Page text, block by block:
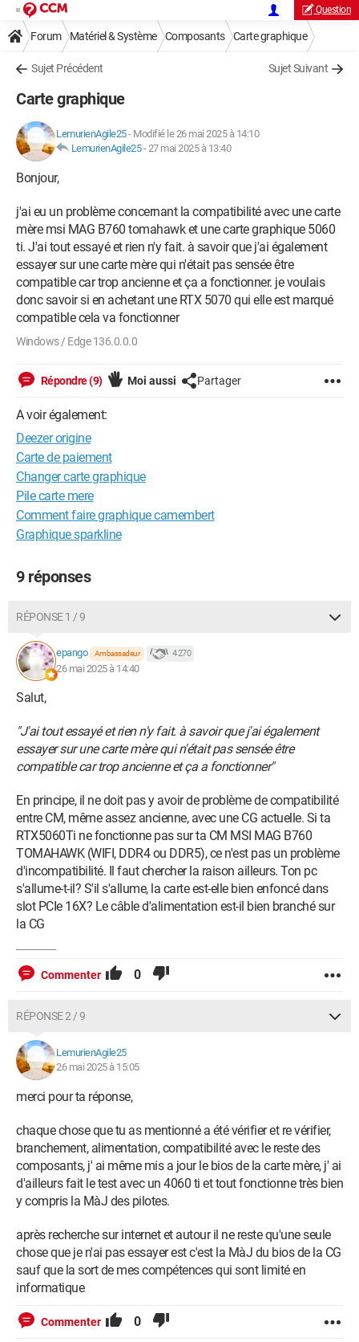
Question
Forum Matériel & Système Composants Carte graphique
Sujet Précédent Sujet Suivant
Carte graphique
LemurienAgile25- Modifié le 26 mai 2025 à 14:10
LemurienAgile25-27 mai 2025 à 13:40
Bonjour,
j'ai eu un problème concernant la compatibilité avec une carte
mère msi MAG B760 tomahawk et une carte graphique 5060
ti. J'ai tout essayé et rien n'y fait. à savoir que j'ai également
essayer sur une carte mère qui n'était pas sensée être
compatible car trop ancienne et ça a fonctionner. je voulais
donc savoir si en achetant une RTX 5070 qui elle est marqué
compatible cela va fonctionner
Windows / Edge 136.0.0.0
Répondre (9) Moi aussi Partager
A voir également:
Deezer origine
Carte de paiement
Changer carte graphique
Pile carte mere
Comment faire graphique camembert
Graphique sparkline
9 réponses
RÉPONSE 1 / 9
epango Ambassadeur 4 270
26 mai 2025 à 14:40
Salut,
"J'ai tout essayé et rien n'y fait. à savoir que j'ai également
essayer sur une carte mère qui n'était pas sensée être
compatible car trop ancienne et ça a fonctionner"
En principe, il ne doit pas y avoir de problème de compatibilité
entre CM, même assez ancienne, avec une CG actuelle. Si ta
RTX5060Ti ne fonctionne pas sur ta CM MSI MAG B760
TOMAHAWK (WIFI, DDR4 ou DDR5), ce n'est pas un problème
d'incompatibilité. Il faut chercher la raison ailleurs. Ton pc
s'allume-t-il? S'il s'allume, la carte est-elle bien enfoncé dans
slot PCIe 16X? Le câble d'alimentation est-il bien branché sur
la CG
Commenter 0
RÉPONSE 2 / 9
LemurienAgile25
26 mai 2025 à 15:05
merci pour ta réponse,
chaque chose que tu as mentionné a été vérifier et re vérifier,
branchement, alimentation, compatibilité avec le reste des
composants, j' ai même mis a jour le bios de la carte mère, j' ai
d'ailleurs fait le test avec un 4060 ti et tout fonctionne très bien
y compris la MàJ des pilotes.
après recherche sur internet et autour il ne reste qu'une seule
chose que je n'ai pas essayer est c'est la MàJ du bios de la CG
sauf que la sort de mes compétences qui sont limité en
informatique
Commenter 0